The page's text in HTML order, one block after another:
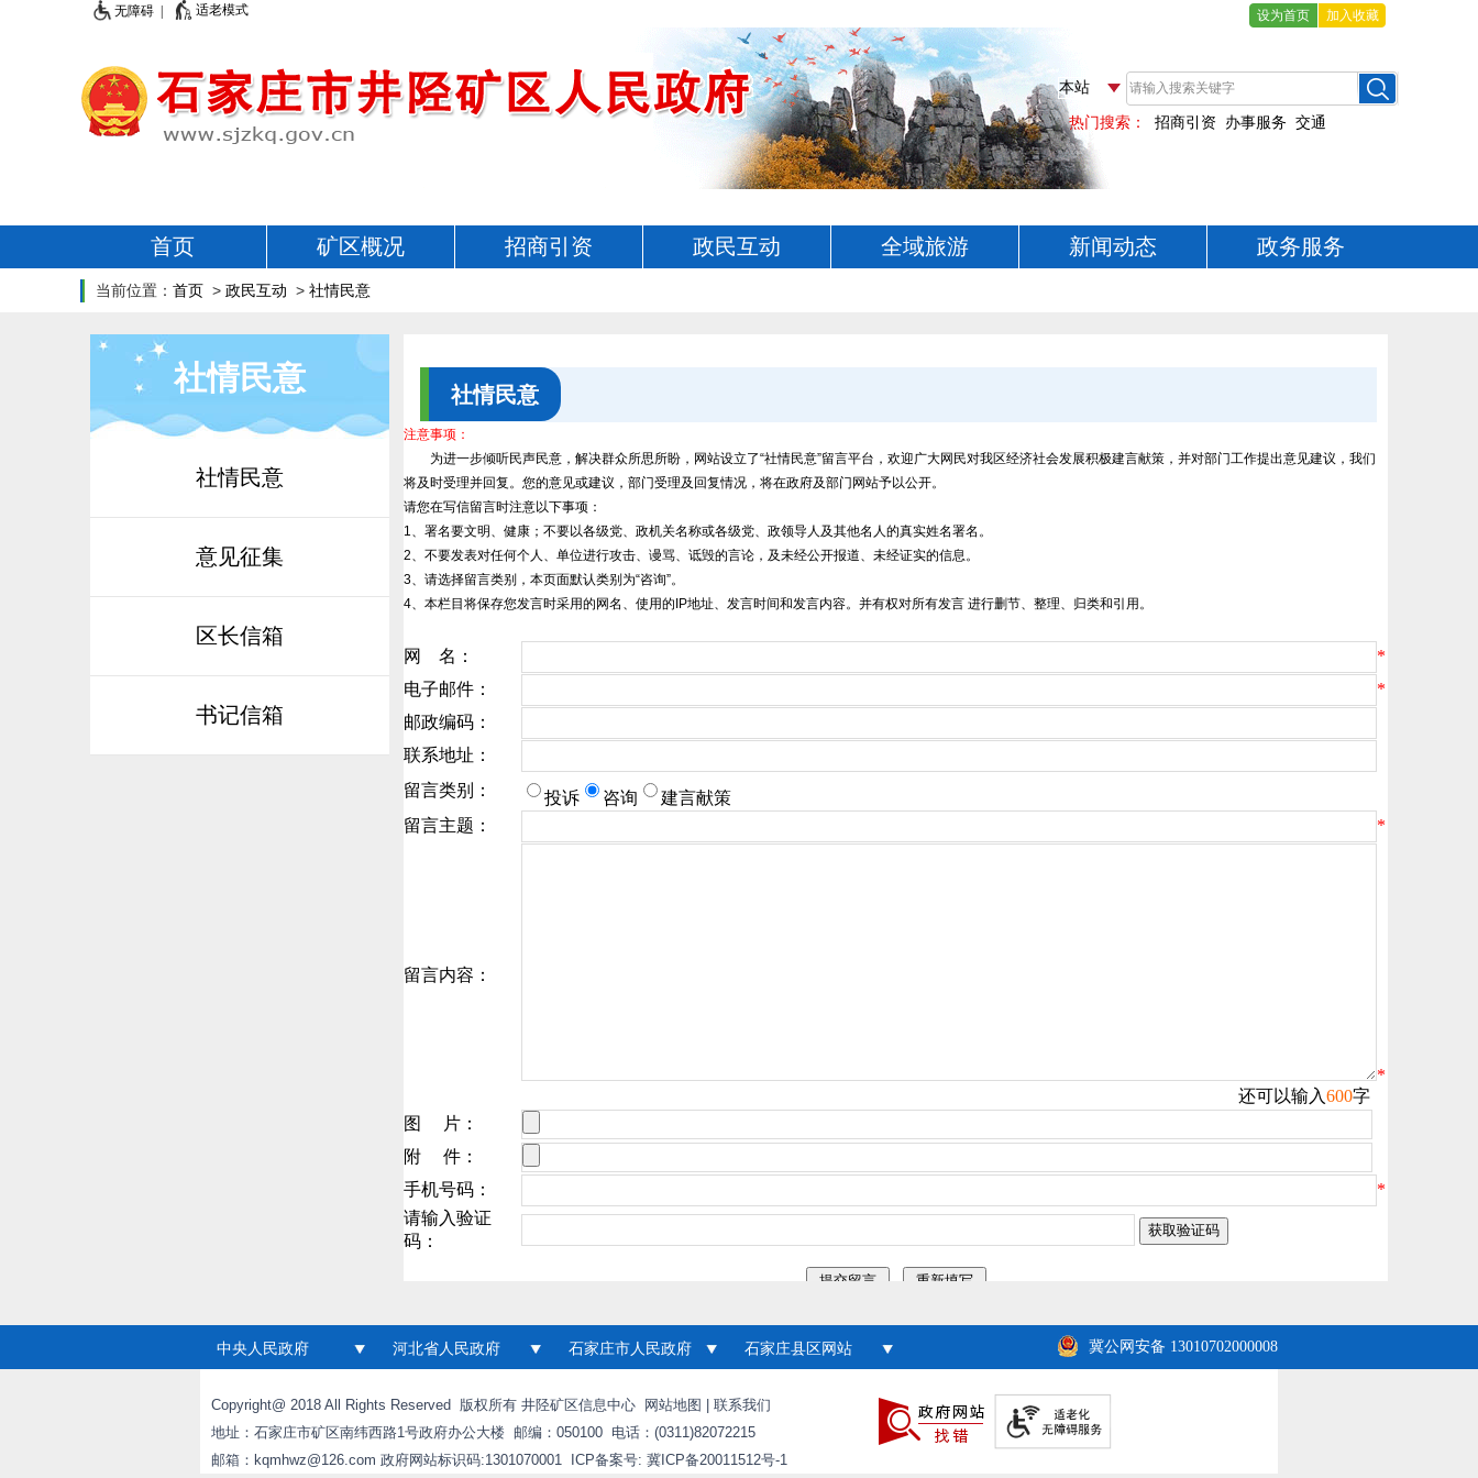
无障碍 | 适老模式 设为首页 加入收藏
首页 矿区概况 招商引资 政民互动 全域旅游 新闻动态 政务服务
当前位置： 首页 > 政民互动 > 社情民意
社情民意
社情民意
意见征集
区长信箱
书记信箱
社情民意
注意事项：
为进一步倾听民声民意，解决群众所思所盼，网站设立了“社情民意”留言平台，欢迎广大网民对我区经济社会发展积极建言献策，并对部门工作提出意见建议，我们
将及时受理并回复。您的意见或建议，部门受理及回复情况，将在政府及部门网站予以公开。
请您在写信留言时注意以下事项：
1、署名要文明、健康；不要以各级党、政机关名称或各级党、政领导人及其他名人的真实姓名署名。
2、不要发表对任何个人、单位进行攻击、谩骂、诋毁的言论，及未经公开报道、未经证实的信息。
3、请选择留言类别，本页面默认类别为“咨询”。
4、本栏目将保存您发言时采用的网名、使用的IP地址、发言时间和发言内容。并有权对所有发言 进行删节、整理、归类和引用。